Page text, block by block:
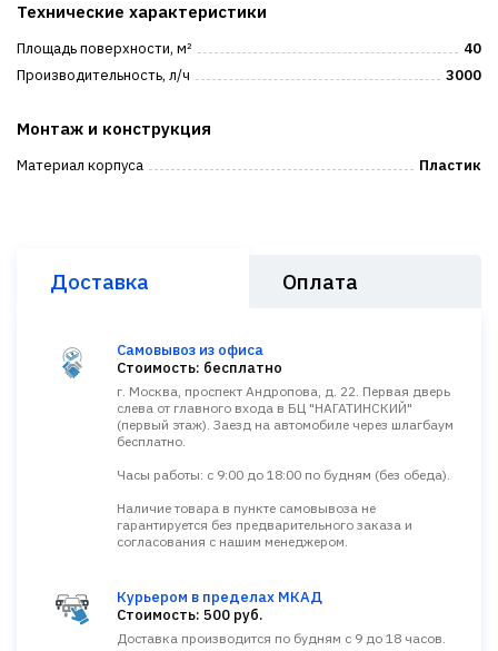
Технические характеристики
Площадь поверхности, м²
40
Производительность, л/ч
3000
Монтаж и конструкция
Материал корпуса Пластик
Доставка Оплата
Самовывоз из офиса
Стоимость: бесплатно
г. Москва, проспект Андропова, д. 22. Первая дверь
слева от главного входа в БЦ "НАГАТИНСКИЙ"
(первый этаж). Заезд на автомобиле через шлагбаум
бесплатно.
Часы работы: с 9:00 до 18:00 по будням (без обеда).
Наличие товара в пункте самовывоза не
гарантируется без предварительного заказа и
согласования с нашим менеджером.
Курьером в пределах МКАД
Стоимость: 500 руб.
Доставка производится по будням с 9 до 18 часов.